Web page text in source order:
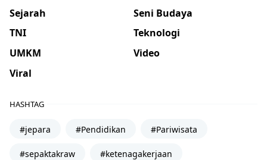
Sejarah
Seni Budaya
TNI
Teknologi
UMKM
Video
Viral
HASHTAG
#jepara #Pendidikan #Pariwisata
#sepaktakraw #ketenagakerjaan